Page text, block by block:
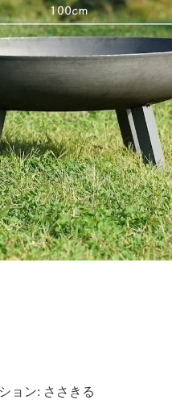
ョン: ささきる